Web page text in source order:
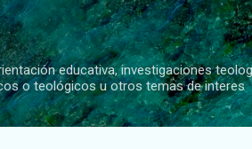
contenido principal
educativa, investigaciones
o teológicos u otros temas de interes